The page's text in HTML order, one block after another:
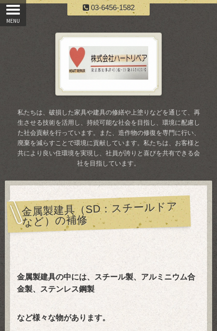
03-6456-1582
私たちは、破損した家具や建具の修繕や上塗りなどを通じて、再
生させる技術を活用し、持続可能な社会を目指し、環境に配慮し
た社会貢献を行っています。また、造作物の修復を専門に行い、
廃棄を減らすことで環境に貢献しています。私たちは、お客様と
共により良い住環境を実現し、社員が誇りと喜びを共有できる会
社を目指しています。
金属製建具（SD：スチールドア
など）の補修
金属製建具の中には、スチール製、アルミニウム合
金製、ステンレス鋼製
など様々な物があります。